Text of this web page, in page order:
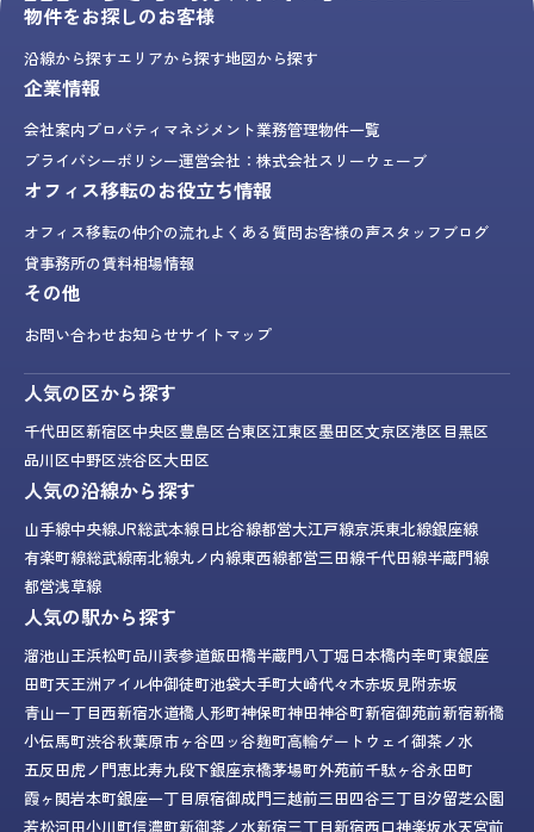
物件をお探しのお客様
沿線から探すエリアから探す地図から探す
企業情報
会社案内プロパティマネジメント業務管理物件一覧
プライバシーポリシー運営会社：株式会社スリーウェーブ
オフィス移転のお役立ち情報
オフィス移転の仲介の流れよくある質問お客様の声スタッフブログ
貸事務所の賃料相場情報
その他
お問い合わせお知らせサイトマップ
人気の区から探す
千代田区新宿区中央区豊島区台東区江東区墨田区文京区港区目黒区
品川区中野区渋谷区大田区
人気の沿線から探す
山手線中央線JR総武本線日比谷線都営大江戸線京浜東北線銀座線
有楽町線総武線南北線丸ノ内線東西線都営三田線千代田線半蔵門線
都営浅草線
人気の駅から探す
溜池山王浜松町品川表参道飯田橋半蔵門八丁堀日本橋内幸町東銀座
田町天王洲アイル仲御徒町池袋大手町大崎代々木赤坂見附赤坂
青山一丁目西新宿水道橋人形町神保町神田神谷町新宿御苑前新宿新橋
小伝馬町渋谷秋葉原市ヶ谷四ッ谷麹町高輪ゲートウェイ御茶ノ水
五反田虎ノ門恵比寿九段下銀座京橋茅場町外苑前千駄ヶ谷永田町
霞ヶ関岩本町銀座一丁目原宿御成門三越前三田四谷三丁目汐留芝公園
若松河田小川町信濃町新御茶ノ水新宿三丁目新宿西口神楽坂水天宮前